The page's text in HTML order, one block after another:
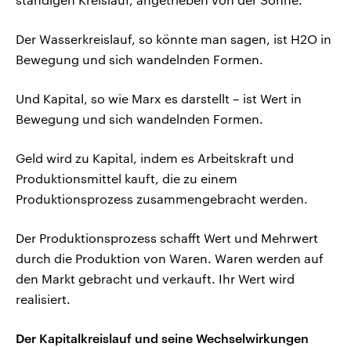
Der Wasserkreislauf, so könnte man sagen, ist H2O in
Bewegung und sich wandelnden Formen.
Und Kapital, so wie Marx es darstellt – ist Wert in
Bewegung und sich wandelnden Formen.
Geld wird zu Kapital, indem es Arbeitskraft und
Produktionsmittel kauft, die zu einem
Produktionsprozess zusammengebracht werden.
Der Produktionsprozess schafft Wert und Mehrwert
durch die Produktion von Waren. Waren werden auf
den Markt gebracht und verkauft. Ihr Wert wird
realisiert.
Der Kapitalkreislauf und seine Wechselwirkungen